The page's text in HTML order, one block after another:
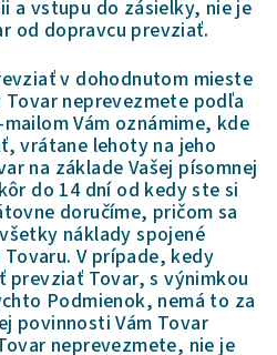
a vstupu do zásielky, nie je
od dopravcu prevziať.
v dohodnutom mieste
Tovar neprevezmete podľa
Vám oznámime, kde
vrátane lehoty na jeho
na základe Vašej písomnej
do 14 dní od kedy ste si
doručíme, pričom sa
náklady spojené
V prípade, kedy
prevziať Tovar, s výnimkou
Podmienok, nemá to za
povinnosti Vám Tovar
neprevezmete, nie je